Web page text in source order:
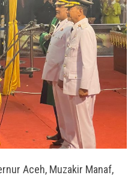
Aceh, Muzakir Manaf,